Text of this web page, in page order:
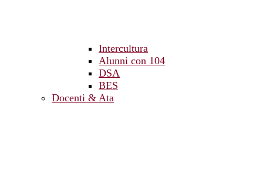
Intercultura
Alunni con 104
DSA
BES
Docenti & Ata